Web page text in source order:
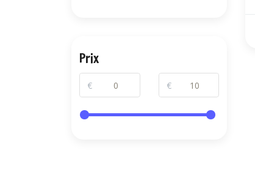
Prix
€ €